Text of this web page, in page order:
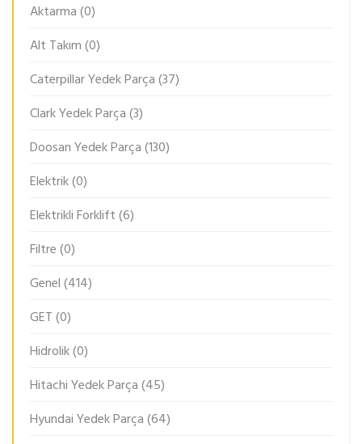
Aktarma(0)
Alt Takım(0)
Caterpillar Yedek Parça(37)
Clark Yedek Parça(3)
Doosan Yedek Parça(130)
Elektrik(0)
Elektrikli Forklift(6)
Filtre(0)
Genel(414)
GET(0)
Hidrolik(0)
Hitachi Yedek Parça(45)
Hyundai Yedek Parça(64)